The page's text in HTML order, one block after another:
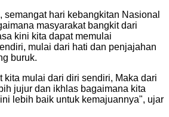
semangat hari kebangkitan Nasional
masyarakat bangkit dari
kini kita dapat memulai
mulai dari hati dan penjajahan
buruk.
kita mulai dari diri sendiri, Maka dari
jujur dan ikhlas bagaimana kita
lebih baik untuk kemajuannya", ujar